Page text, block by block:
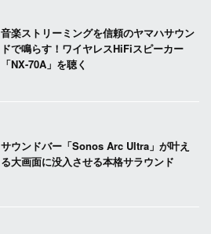
音楽ストリーミングを信頼のヤマハサウン
ドで鳴らす！ワイヤレスHiFiスピーカー
「NX-70A」を聴く
サウンドバー「Sonos Arc Ultra」が叶え
る大画面に没入させる本格サラウンド